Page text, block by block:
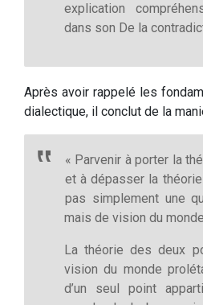
explication
dans son De la
Après avoir rappelé les
dialectique, il conclut de la
« Parvenir à porter la
et à dépasser la théorie
pas simplement une
mais de vision du
La théorie des deux
vision du monde
d’un seul point